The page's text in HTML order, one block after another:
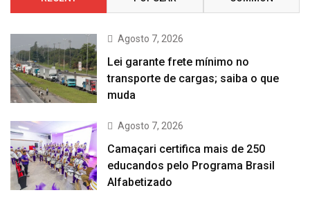
Agosto 7, 2026
Lei garante frete mínimo no
transporte de cargas; saiba o que
muda
Agosto 7, 2026
Camaçari certifica mais de 250
educandos pelo Programa Brasil
Alfabetizado